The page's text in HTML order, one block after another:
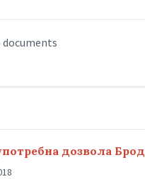
documents
дозвола Брод